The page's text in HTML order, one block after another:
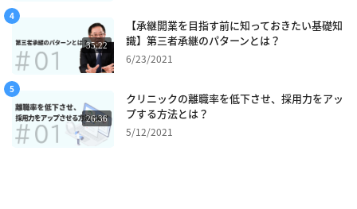
35:22
【承継開業を目指す前に知っておきたい基礎知
識】第三者承継のパターンとは？
6/23/2021
26:36
クリニックの離職率を低下させ、採用力をアッ
プする方法とは？
5/12/2021